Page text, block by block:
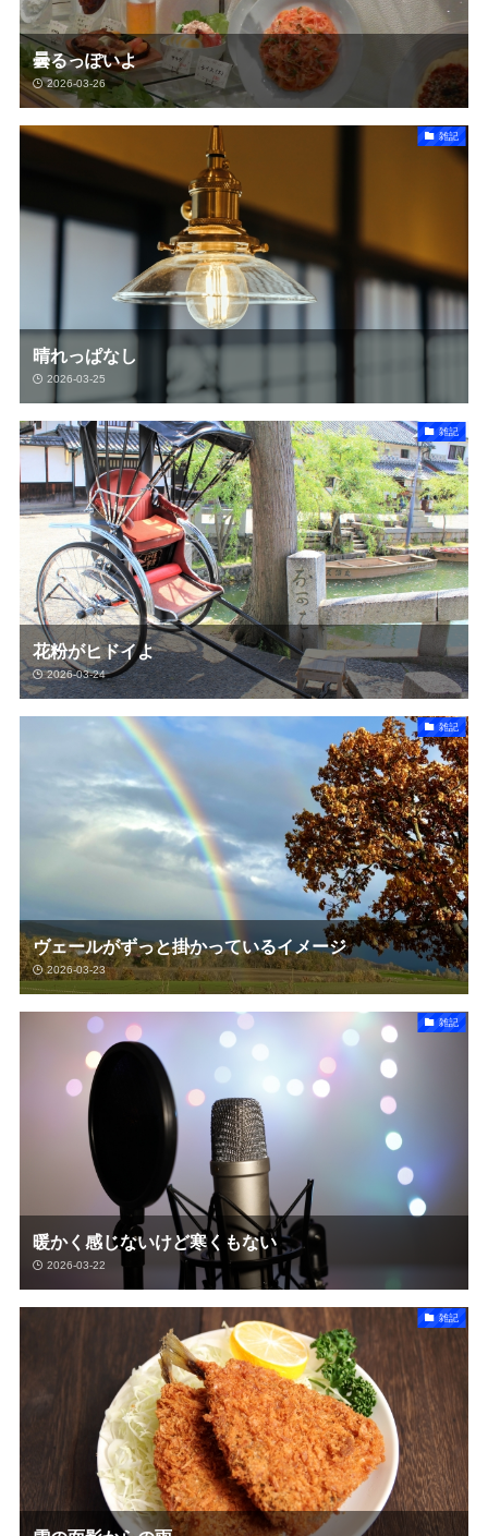
曇るっぽいよ
2026-03-26
雑記
晴れっぱなし
2026-03-25
雑記
花粉がヒドイよ
2026-03-24
雑記
ヴェールがずっと掛かっているイメージ
2026-03-23
雑記
暖かく感じないけど寒くもない
2026-03-22
雑記